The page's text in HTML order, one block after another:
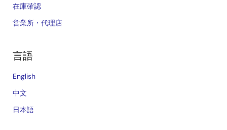
在庫確認
営業所・代理店
言語
English
中文
日本語